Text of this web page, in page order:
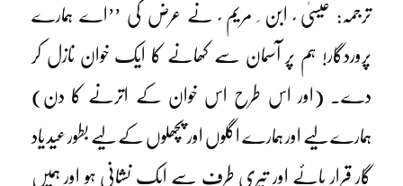
ترجمہ: عیسیٰ ؑ ابن ِ مریم ؑ نے عرض کی ’’اے ہمارے
پروردگار! ہم پر آسمان سے کھانے کا ایک خوان نازل کر
دے۔ (اور اس طرح اس خوان کے اترنے کا دن)
ہمارے لیے اور ہمارے اگلوں اور پچھلوں کے لیے بطور عید یاد
گار قرار پائے اور تیری طرف سے ایک نشانی ہو اور ہمیں